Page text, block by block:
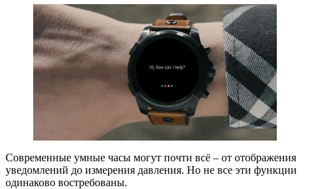
Современные умные часы могут почти всё – от отображения
уведомлений до измерения давления. Но не все эти функции
одинаково востребованы.